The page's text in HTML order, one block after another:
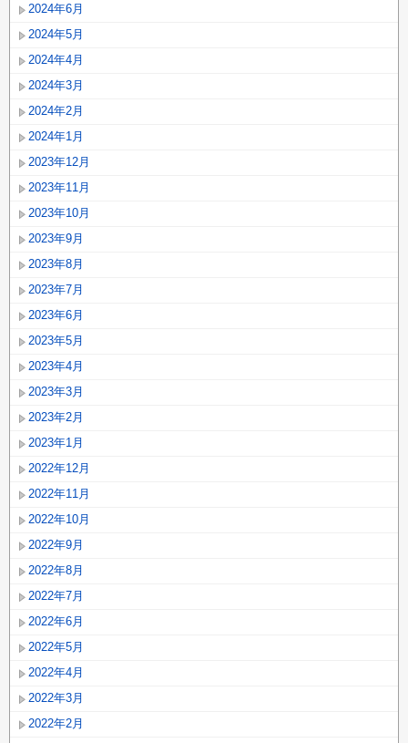
2024年6月
2024年5月
2024年4月
2024年3月
2024年2月
2024年1月
2023年12月
2023年11月
2023年10月
2023年9月
2023年8月
2023年7月
2023年6月
2023年5月
2023年4月
2023年3月
2023年2月
2023年1月
2022年12月
2022年11月
2022年10月
2022年9月
2022年8月
2022年7月
2022年6月
2022年5月
2022年4月
2022年3月
2022年2月